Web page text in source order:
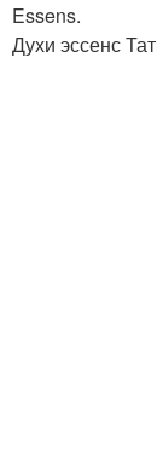
Essens.
Духи эссенс